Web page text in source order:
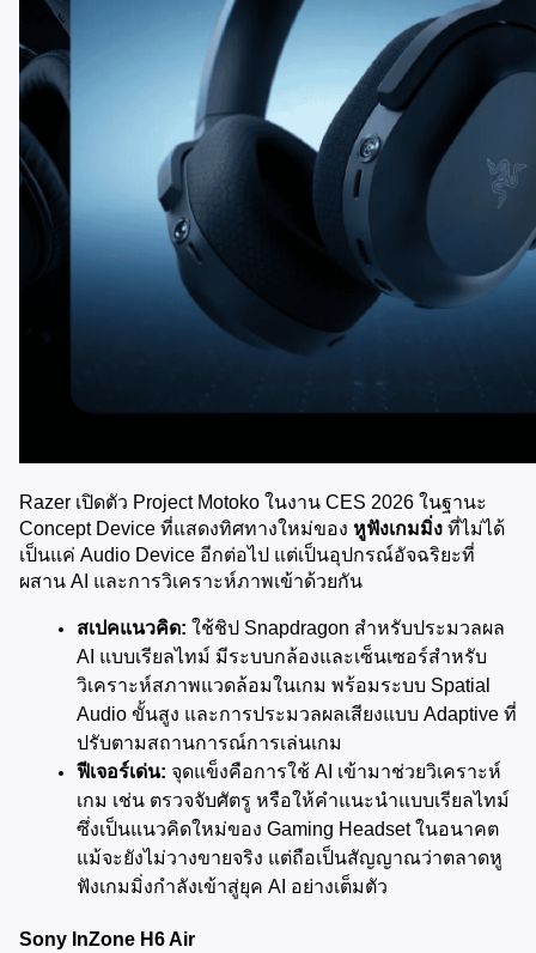
Razer เปิดตัว Project Motoko ในงาน CES 2026 ในฐานะ
Concept Device ที่แสดงทิศทางใหม่ของ หูฟังเกมมิ่ง ที่ไม่ได้
เป็นแค่ Audio Device อีกต่อไป แต่เป็นอุปกรณ์อัจฉริยะที่
ผสาน AI และการวิเคราะห์ภาพเข้าด้วยกัน
สเปคแนวคิด: ใช้ชิป Snapdragon สำหรับประมวลผล
AI แบบเรียลไทม์ มีระบบกล้องและเซ็นเซอร์สำหรับ
วิเคราะห์สภาพแวดล้อมในเกม พร้อมระบบ Spatial
Audio ขั้นสูง และการประมวลผลเสียงแบบ Adaptive ที่
ปรับตามสถานการณ์การเล่นเกม
ฟีเจอร์เด่น: จุดแข็งคือการใช้ AI เข้ามาช่วยวิเคราะห์
เกม เช่น ตรวจจับศัตรู หรือให้คำแนะนำแบบเรียลไทม์
ซึ่งเป็นแนวคิดใหม่ของ Gaming Headset ในอนาคต
แม้จะยังไม่วางขายจริง แต่ถือเป็นสัญญาณว่าตลาดหู
ฟังเกมมิ่งกำลังเข้าสู่ยุค AI อย่างเต็มตัว
Sony InZone H6 Air